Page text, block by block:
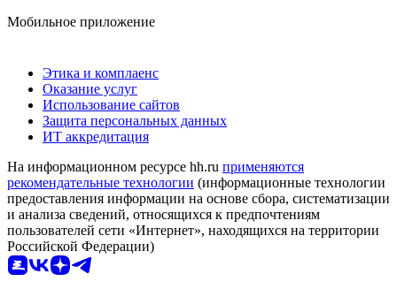
Мобильное приложение
Этика и комплаенс
Оказание услуг
Использование сайтов
Защита персональных данных
ИТ аккредитация
На информационном ресурсе hh.ru применяются
рекомендательные технологии (информационные технологии
предоставления информации на основе сбора, систематизации
и анализа сведений, относящихся к предпочтениям
пользователей сети «Интернет», находящихся на территории
Российской Федерации)